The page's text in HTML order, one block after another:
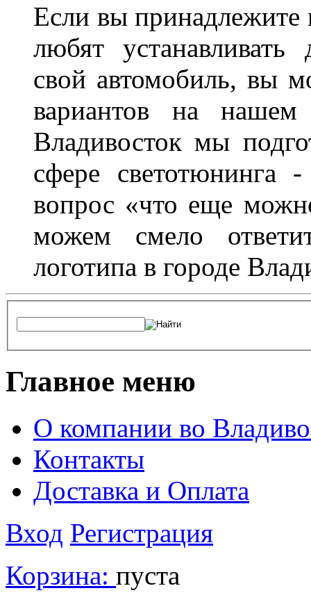
Если вы принадлежите
любят устанавливать
свой автомобиль, вы
вариантов на
Владивосток мы
сфере светотюнинга
вопрос «что еще
можем смело
логотипа в городе
Главное меню
О компании во
Контакты
Доставка и Оплата
Вход Регистрация
Корзина: пуста